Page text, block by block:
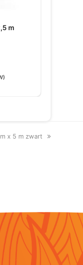
m
x 5 m zwart